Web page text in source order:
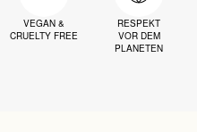
VEGAN &
CRUELTY FREE
RESPEKT
VOR DEM
PLANETEN